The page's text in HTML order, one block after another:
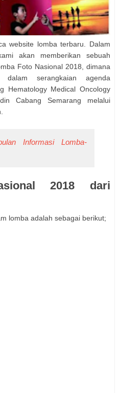
website lomba terbaru. Dalam
akan memberikan sebuah
Foto Nasional 2018, dimana
dalam serangkaian agenda
Hematology Medical Oncology
Cabang Semarang melalui
Informasi Lomba-
2018 dari
lomba adalah sebagai berikut;